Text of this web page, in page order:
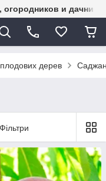
и
дерев
Фільтри